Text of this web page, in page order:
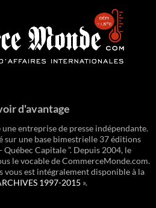
d'avantage
entreprise de presse indépendante.
sur une base bimestrielle 37 éditions
Capitale ”. Depuis 2004, le
le vocable de CommerceMonde.com.
vous est intégralement disponible à la
1997-2015 ».